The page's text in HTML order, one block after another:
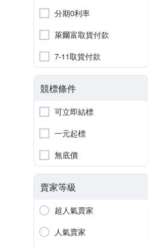
分期0利率
萊爾富取貨付款
7-11取貨付款
競標條件
可立即結標
一元起標
無底價
賣家等級
超人氣賣家
人氣賣家